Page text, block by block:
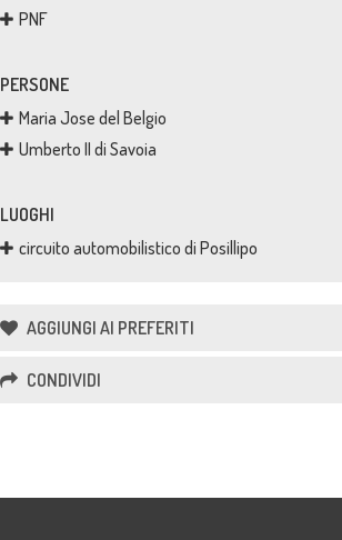
PNF
PERSONE
Maria Jose del Belgio
Umberto II di Savoia
LUOGHI
circuito automobilistico di Posillipo
AGGIUNGI AI PREFERITI
CONDIVIDI